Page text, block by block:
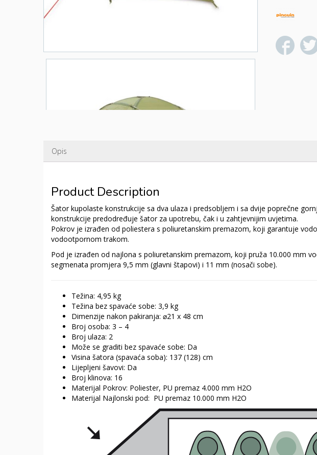
Opis
Product Description
Šator kupolaste konstrukcije sa dva ulaza i predsobljem i sa dvije poprečne
konstrukcije predodređuje šator za upotrebu, čak i u zahtjevnijim uvjetima.
Pokrov je izrađen od poliestera s poliuretanskim premazom, koji garantuje
vodootpornom trakom.
Pod je izrađen od najlona s poliuretanskim premazom, koji pruža 10.000 mm
segmenata promjera 9,5 mm (glavni štapovi) i 11 mm (nosači sobe).
Težina: 4,95 kg
Težina bez spavaće sobe: 3,9 kg
Dimenzije nakon pakiranja: ⌀21 x 48 cm
Broj osoba: 3 – 4
Broj ulaza: 2
Može se graditi bez spavaće sobe: Da
Visina šatora (spavaća soba): 137 (128) cm
Lijepljeni šavovi: Da
Broj klinova: 16
Materijal Pokrov: Poliester, PU premaz 4.000 mm H2O
Materijal Najlonski pod: PU premaz 10.000 mm H2O